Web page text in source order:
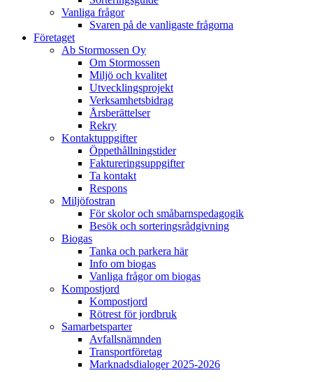
Vanliga frågor
Svaren på de vanligaste frågorna
Företaget
Ab Stormossen Oy
Om Stormossen
Miljö och kvalitet
Utvecklingsprojekt
Verksamhetsbidrag
Årsberättelser
Rekry
Kontaktuppgifter
Öppethållningstider
Faktureringsuppgifter
Ta kontakt
Respons
Miljöfostran
För skolor och småbarnspedagogik
Besök och sorteringsrådgivning
Biogas
Tanka och parkera här
Info om biogas
Vanliga frågor om biogas
Kompostjord
Kompostjord
Rötrest för jordbruk
Samarbetsparter
Avfallsnämnden
Transportföretag
Marknadsdialoger 2025-2026